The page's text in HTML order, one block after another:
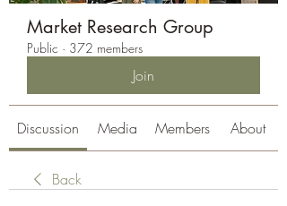
Market Research Group
Public · 372 members
Join
Discussion Media Members About
Back